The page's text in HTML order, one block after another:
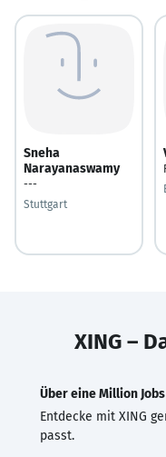
Sneha
Narayanaswamy
---
Stuttgart
XING –
Über eine Million Jobs
Entdecke mit XING
passt.